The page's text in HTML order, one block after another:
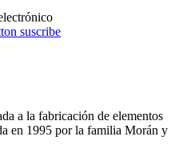
a la fabricación de elementos
en 1995 por la familia Morán y